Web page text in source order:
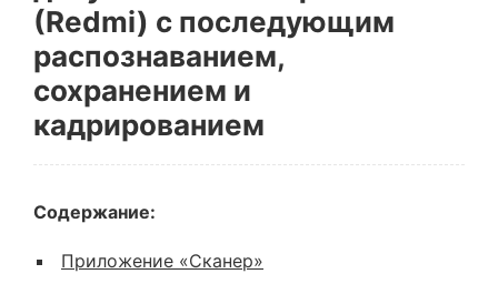
(Redmi) с последующим
распознаванием,
сохранением и
кадрированием
Содержание:
Приложение «Сканер»